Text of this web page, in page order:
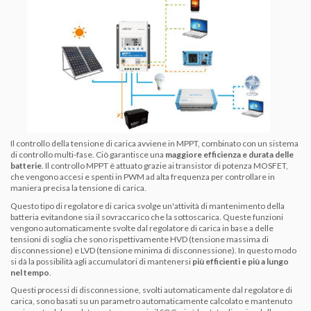
Il controllo della tensione di carica avviene in MPPT, combinato con un sistema
di controllo multi-fase. Ciò garantisce una maggiore efficienza e durata delle
batterie. Il controllo MPPT è attuato grazie ai transistor di potenza MOSFET,
che vengono accesi e spenti in PWM ad alta frequenza per controllare in
maniera precisa la tensione di carica.
Questo tipo di regolatore di carica svolge un'attività di mantenimento della
batteria evitandone sia il sovraccarico che la sottoscarica. Queste funzioni
vengono automaticamente svolte dal regolatore di carica in base a delle
tensioni di soglia che sono rispettivamente HVD (tensione massima di
disconnessione) e LVD (tensione minima di disconnessione). In questo modo
si dà la possibilità agli accumulatori di mantenersi più efficienti e più a lungo
nel tempo
Questi processi di disconnessione, svolti automaticamente dal regolatore di
carica, sono basati su un parametro automaticamente calcolato e mantenuto